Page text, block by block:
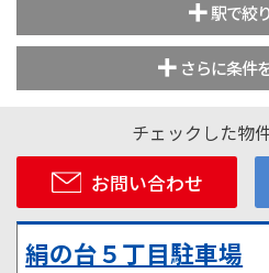
駅で絞
さらに条件
チェックした物
お問い合わせ
絹の台５丁目駐車場